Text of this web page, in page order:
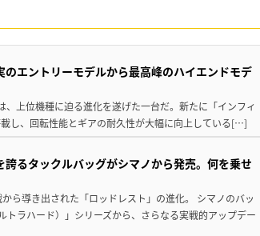
エントリーモデルから最高峰のハイエンドモデ
上位機種に迫る進化を遂げた一台だ。新たに「インフィ
し、回転性能とギアの耐久性が大幅に向上している[…]
誇るタックルバッグがシマノから発売。何を乗せ
ら導き出された「ロッドレスト」の進化。 シマノのバッ
ラハード）」シリーズから、さらなる実戦的アップデー